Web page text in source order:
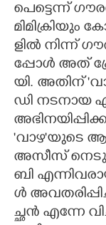
പെ​ട്ടെ​ന്ന്
മി​മി​ക്രി​യും​
ളി​ൽ​ ​നി​ന്ന്
പ്പോ​ൾ​ ​അ​ത്
യി.​ ​അ​തി​ന്
ഡി​ ​ന​ട​നാ​യ​
'വാ​ഴ​"യു​ടെ​
അ​സീ​സ്
ബി​
ൾ​
ച്ഛ​ൻ​ ​എ​ന്നേ​